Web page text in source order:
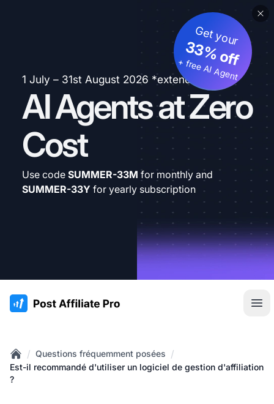
1 July – 31st August 2026 *extended
AI Agents at Zero
Cost
Get your
33% off
+ free AI Agent
Use code SUMMER-33M for monthly and
SUMMER-33Y for yearly subscription
:site.title
Home
/ Questions fréquemment posées /
Est-il recommandé d'utiliser un logiciel de gestion d'affiliation
?